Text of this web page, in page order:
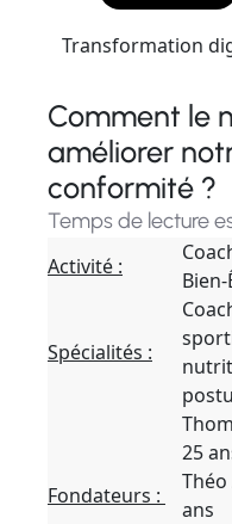
Transformation
Comment le
améliorer
conformité ?
Temps de lecture
Activité :
Spécialités :
Fondateurs :
25
Théo
ans